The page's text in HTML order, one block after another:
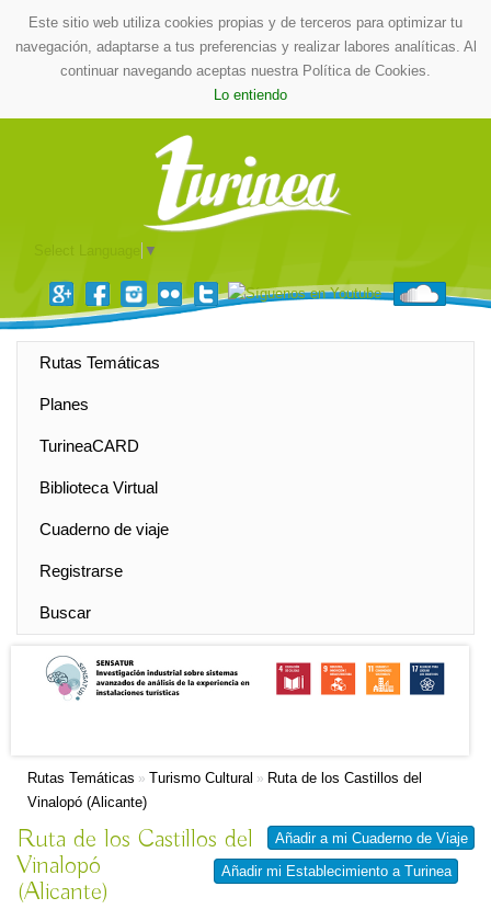
Este sitio web utiliza cookies propias y de terceros para optimizar tu
navegación, adaptarse a tus preferencias y realizar labores analíticas. Al
continuar navegando aceptas nuestra Política de Cookies.
Lo entiendo
▼
Rutas Temáticas
Planes
TurineaCARD
Biblioteca Virtual
Cuaderno de viaje
Registrarse
Buscar
Rutas Temáticas » Turismo Cultural » Ruta de los Castillos del
Vinalopó (Alicante)
Añadir a mi Cuaderno de Viaje
Añadir mi Establecimiento a Turinea
Ruta de los Castillos del
Vinalopó
(Alicante)